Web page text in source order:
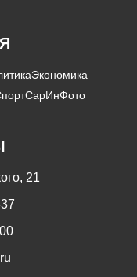
Экономика
СарИнФото
21